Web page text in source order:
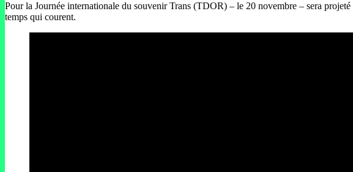
Pour la Journée internationale du souvenir Trans (TDOR) – le 20 novembre – sera projeté
temps qui courent.